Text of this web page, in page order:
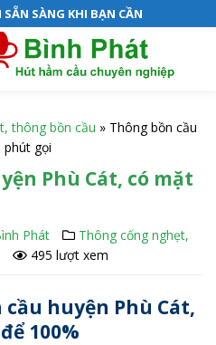
SÀNG KHI BẠN CẦN
thông bồn cầu » Thông bồn cầu
phút gọi
Phù Cát, có mặt
Phát
Thông cống nghẹt,
495 lượt xem
huyện Phù Cát,
100%